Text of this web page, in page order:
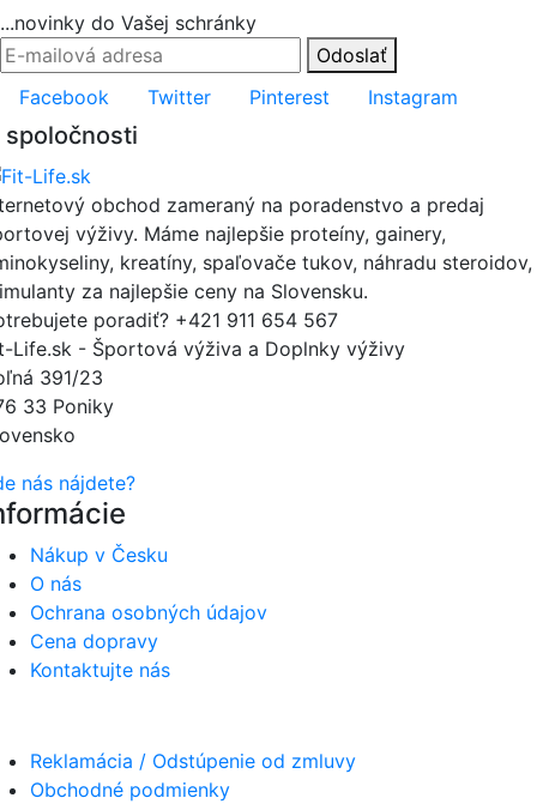
...novinky do Vašej schránky
Odoslať
Facebook
Twitter Pinterest Instagram
spoločnosti
obchod zameraný na poradenstvo a predaj
výživy. Máme najlepšie proteíny, gainery,
kreatíny, spaľovače tukov, náhradu steroidov,
za najlepšie ceny na Slovensku.
poradiť? +421 911 654 567
Life.sk - Športová výživa a Doplnky výživy
391/23
33 Poniky
nás nájdete?
Nákup v Česku
O nás
Ochrana osobných údajov
Cena dopravy
Kontaktujte nás
Reklamácia / Odstúpenie od zmluvy
Obchodné podmienky